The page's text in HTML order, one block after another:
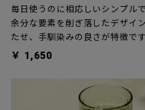
毎日使うのに相応しいシンプル
余分な要素を削ぎ落したデザイ
たせ、手馴染みの良さが特徴です
￥ 1,650